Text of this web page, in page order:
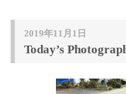
2019年11月1日
Today’s